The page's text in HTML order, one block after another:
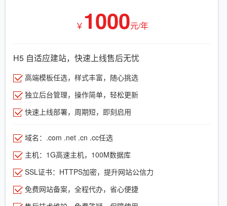
￥ 1000元/年
H5 自适应建站，快速上线售后无忧
高端模板任选，样式丰富，随心挑选
独立后台管理，操作简单，轻松更新
快速上线部署，周期短，即刻启用
域名：.com .net .cn .cc任选
主机：1G高速主机，100M数据库
SSL证书：HTTPS加密，提升网站公信力
免费网站备案，全程代办，省心便捷